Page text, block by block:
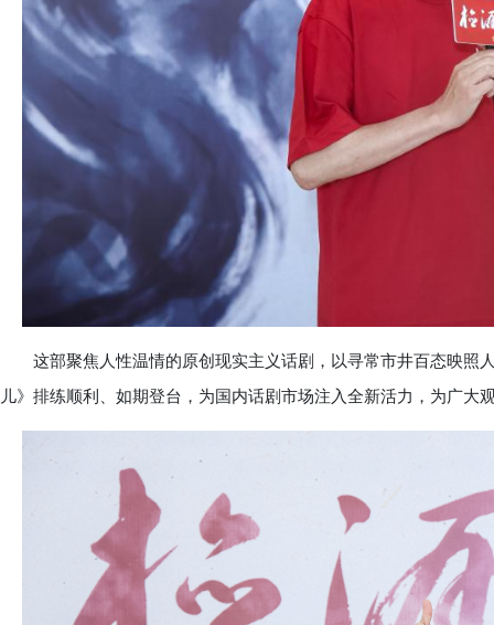
这部聚焦人性温情的原创现实主义话剧，以寻常市井百态映照
儿》排练顺利、如期登台，为国内话剧市场注入全新活力，为广大